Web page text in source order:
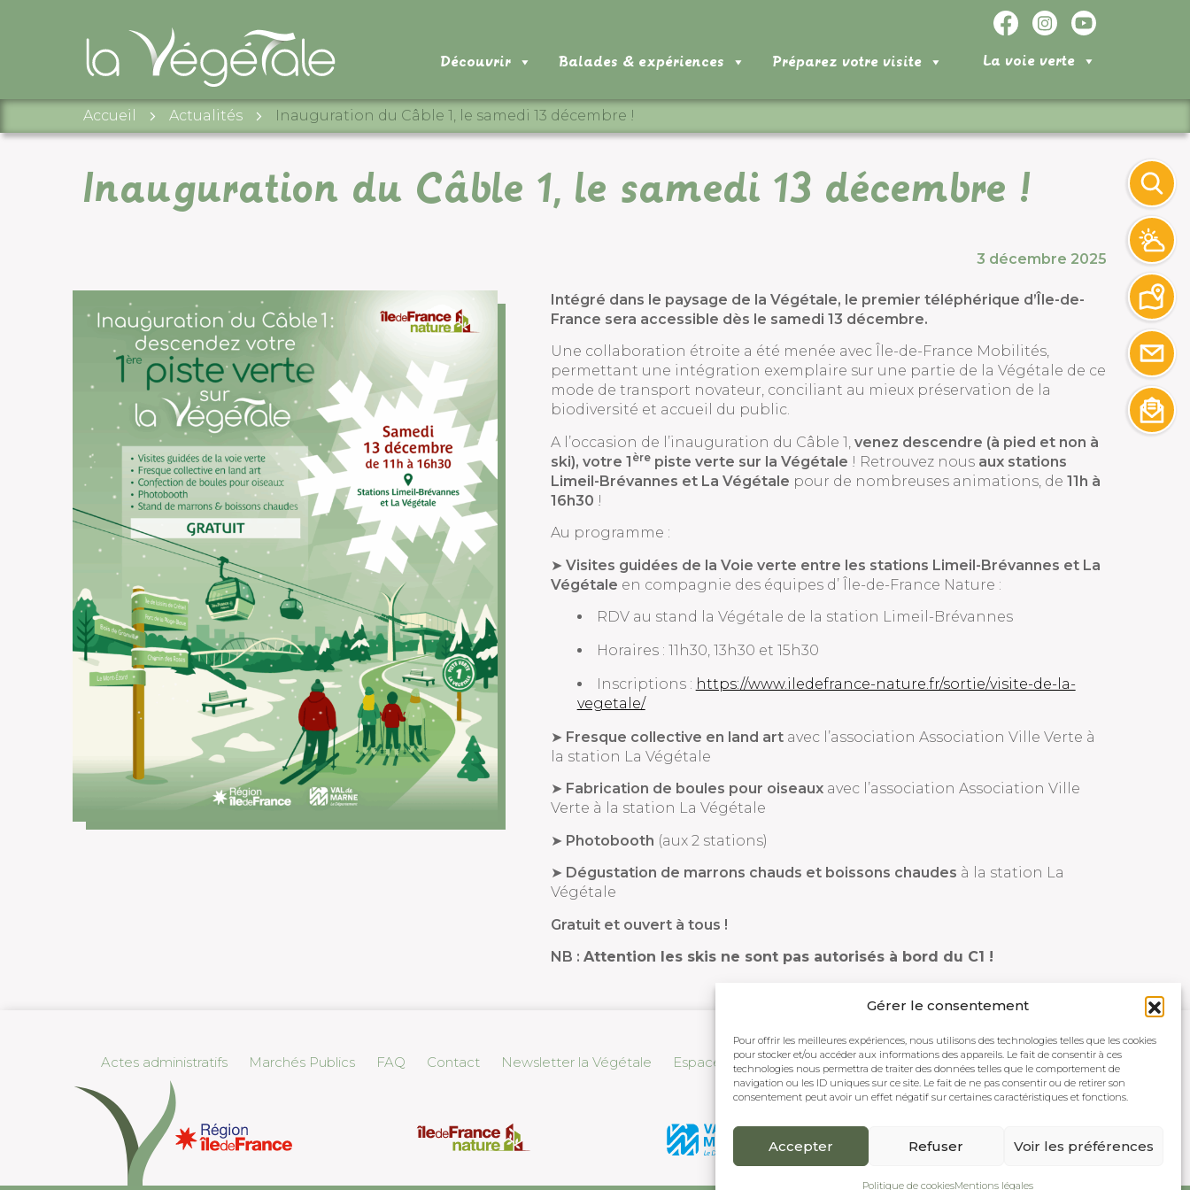
Gérer le consentement
Pour offrir les meilleures expériences, nous utilisons des technologies telles que les cookies
pour stocker et/ou accéder aux informations des appareils. Le fait de consentir à ces
technologies nous permettra de traiter des données telles que le comportement de
navigation ou les ID uniques sur ce site. Le fait de ne pas consentir ou de retirer son
consentement peut avoir un effet négatif sur certaines caractéristiques et fonctions.
Accepter Refuser Voir les préférences
Politique de cookiesMentions légales
Découvrir Balades & expériences Préparez votre visite La voie verte
Accueil Actualités Inauguration du Câble 1, le samedi 13 décembre !
Inauguration du Câble 1, le samedi 13 décembre !
3 décembre 2025
Intégré dans le paysage de la Végétale, le premier téléphérique d’Île-de-
France sera accessible dès le samedi 13 décembre.
Une collaboration étroite a été menée avec Île-de-France Mobilités,
permettant une intégration exemplaire sur une partie de la Végétale de ce
mode de transport novateur, conciliant au mieux préservation de la
biodiversité et accueil du public.
A l’occasion de l’inauguration du Câble 1, venez descendre (à pied et non à
ski), votre 1 èrepiste verte sur la Végétale ! Retrouvez nous aux stations
Limeil-Brévannes et La Végétale pour de nombreuses animations, de 11h à
16h30 !
Au programme :
➤ Visites guidées de la Voie verte entre les stations Limeil-Brévannes et La
Végétale en compagnie des équipes d’ Île-de-France Nature :
RDV au stand la Végétale de la station Limeil-Brévannes
Horaires : 11h30, 13h30 et 15h30
Inscriptions : https://www.iledefrance-nature.fr/sortie/visite-de-la-
vegetale/
➤ Fresque collective en land artavec l’association Association Ville Verte à
la station La Végétale
➤ Fabrication de boules pour oiseauxavec l’association Association Ville
Verte à la station La Végétale
➤ Photobooth (aux 2 stations)
➤ Dégustation de marrons chauds et boissons chaudes à la station La
Végétale
Gratuit et ouvert à tous !
NB : Attention les skis ne sont pas autorisés à bord du C1 !
Actes administratifs Marchés Publics FAQ Contact Newsletter la Végétale Espace Presse Mentions légales Politique de cookies (UE)